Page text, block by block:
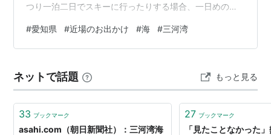
つり一泊二日でスキーに行ったりする場合、一日めの朝3
時間のお留守番です。 今回は一日目の14時に家を出て二
日目は12時ごろ帰ってきましたから、22時間のお留守
いえ、一日目の夜には「またニンゲン帰ってこないな
～」と思っていたと思いますが（ごめんね） ということ
で4月28日、まずは私の…
#愛知県 #近場のお出かけ #海 #三河湾
ネットで話題 もっと見る
33 ブックマーク
asahi.com（朝日新聞社）：三河湾海
27 ブックマーク
「見たことなかった